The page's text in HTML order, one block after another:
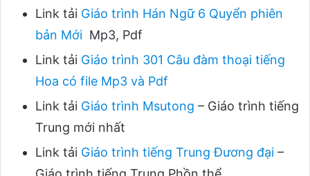
Link tải Giáo trình Hán Ngữ 6 Quyển phiên
bản Mới Mp3, Pdf
Link tải Giáo trình 301 Câu đàm thoại tiếng
Hoa có file Mp3 và Pdf
Link tải Giáo trình Msutong – Giáo trình tiếng
Trung mới nhất
Link tải Giáo trình tiếng Trung Đương đại –